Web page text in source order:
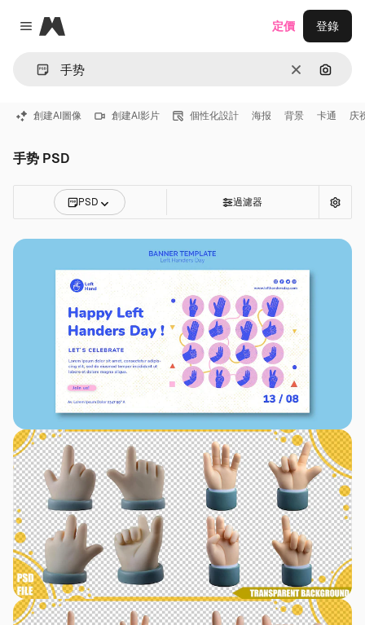
Close menu
Magnific
清除 通過圖
定價 登錄
創建AI圖像 創建AI影片 個性化設計 海报 背景 卡通 庆
手势 PSD
PSD 過濾器